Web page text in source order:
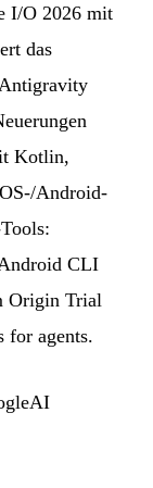
I/O 2026 mit
das
Kotlin,
Android-
CLI
Origin Trial
for agents.